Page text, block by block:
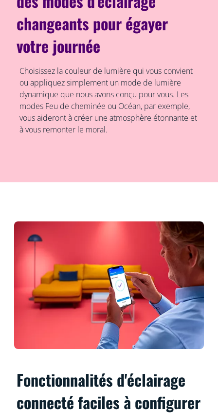
changeants pour égayer
votre journée
Choisissez la couleur de lumière qui vous convient
ou appliquez simplement un mode de lumière
dynamique que nous avons conçu pour vous. Les
modes Feu de cheminée ou Océan, par exemple,
vous aideront à créer une atmosphère étonnante et
à vous remonter le moral.
Fonctionnalités d'éclairage
connecté faciles à configurer